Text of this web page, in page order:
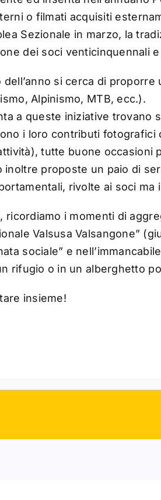
o filmati acquisiti
Sezionale in marzo, la
dei soci venticinquennali
dell’anno si cerca di
Alpinismo, MTB, ecc.).
a queste iniziative trovano
i loro contributi fotografici
tutte buone occasioni
inoltre proposte un paio di
rivolte ai soci ma
ricordiamo i momenti di
Valsusa Valsangone”
sociale” e
rifugio o in un alberghetto
insieme!